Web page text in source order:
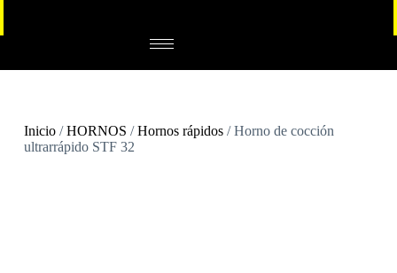
Inicio/HORNOS /Hornos rápidos/ Horno de cocción
ultrarrápido STF 32